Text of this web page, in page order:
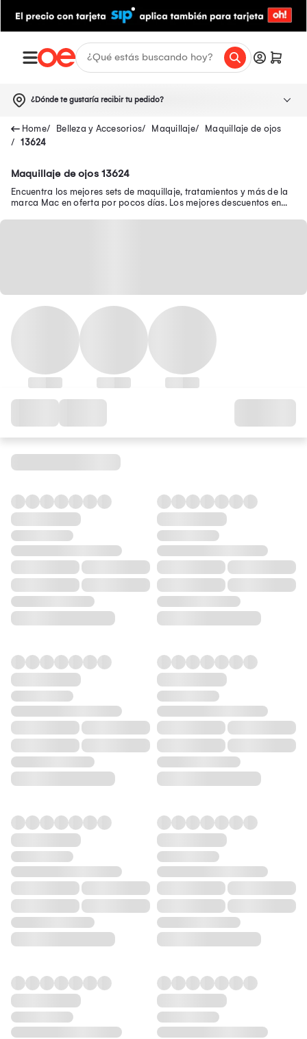
¿Dónde te gustaría recibir tu pedido?
Belleza y Accesorios Maquillaje
Maquillaje de ojos
13624
Maquillaje de ojos 13624
Encuentra los mejores sets de maquillaje, tratamientos y más de la
marca Mac en oferta por pocos días. Los mejores descuentos en